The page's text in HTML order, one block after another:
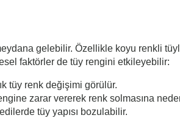
gelebilir. Özellikle koyu renkli
faktörler de tüy rengini etkileyebilir:
tüy renk değişimi görülür.
zarar vererek renk solmasına
tüy yapısı bozulabilir.